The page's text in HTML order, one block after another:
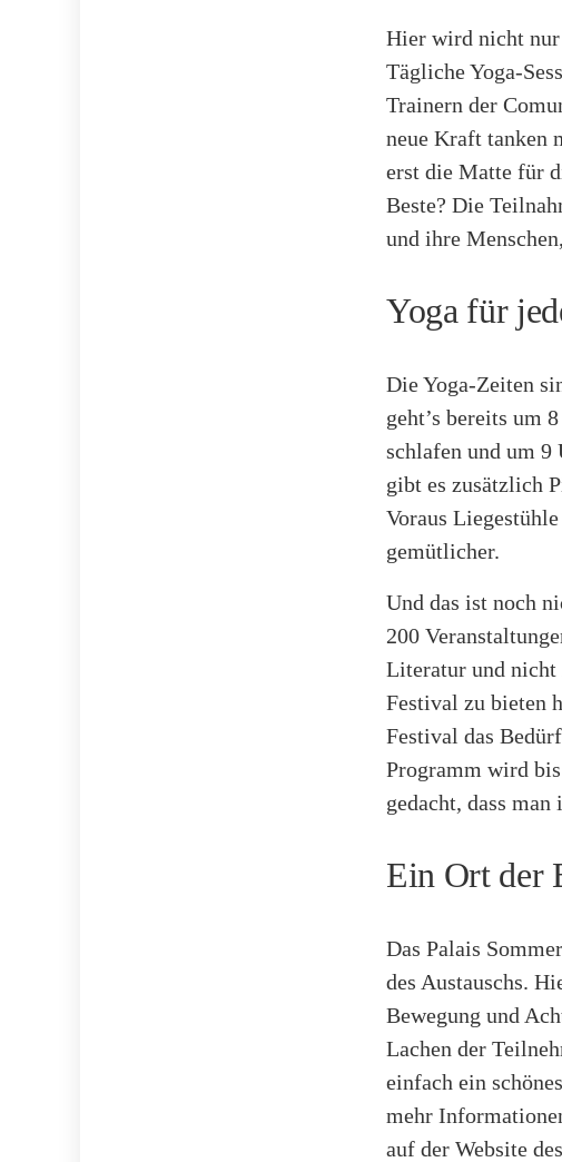
Hier wird nicht nur
Tägliche Yoga-
Trainern der
neue Kraft tanken
erst die Matte für
Beste? Die
und ihre
Yoga für
Die Yoga-Zeiten
geht’s bereits um
schlafen und um 9
gibt es zusätzlich
Voraus
gemütlicher.
Und das ist noch
200
Literatur und nicht
Festival zu bieten
Festival das
Programm wird
gedacht, dass
Ein Ort der
Das Palais
des Austauschs.
Bewegung und
Lachen der
einfach ein
mehr
auf der Website